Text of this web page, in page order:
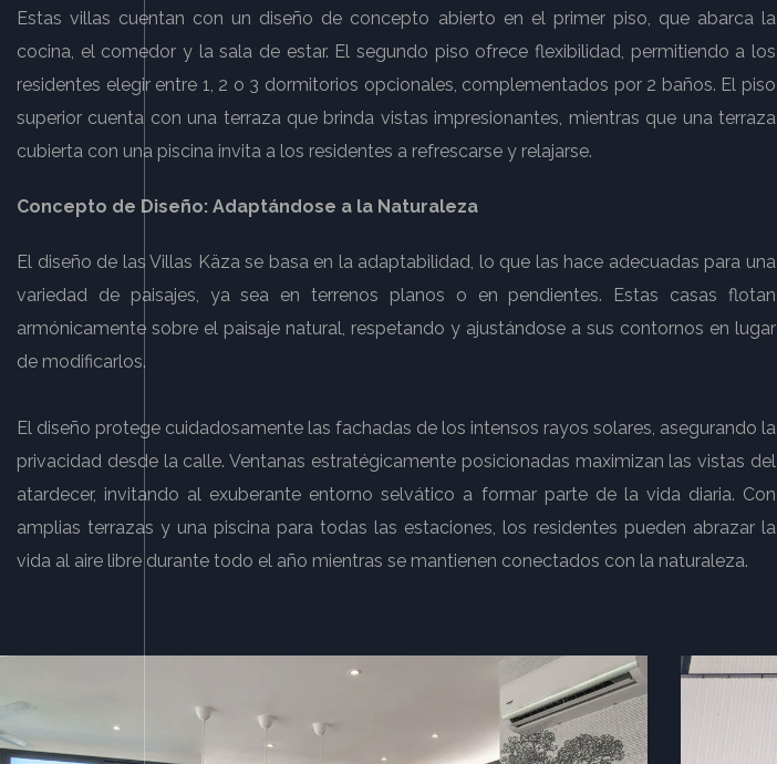
Estas villas cuentan con un diseño de concepto abierto en el primer piso, que abarca la
cocina, el comedor y la sala de estar. El segundo piso ofrece flexibilidad, permitiendo a los
residentes elegir entre 1, 2 o 3 dormitorios opcionales, complementados por 2 baños. El piso
superior cuenta con una terraza que brinda vistas impresionantes, mientras que una terraza
cubierta con una piscina invita a los residentes a refrescarse y relajarse.
Concepto de Diseño: Adaptándose a la Naturaleza
El diseño de las Villas Käza se basa en la adaptabilidad, lo que las hace adecuadas para una
variedad de paisajes, ya sea en terrenos planos o en pendientes. Estas casas flotan
armónicamente sobre el paisaje natural, respetando y ajustándose a sus contornos en lugar
de modificarlos.
El diseño protege cuidadosamente las fachadas de los intensos rayos solares, asegurando la
privacidad desde la calle. Ventanas estratégicamente posicionadas maximizan las vistas del
atardecer, invitando al exuberante entorno selvático a formar parte de la vida diaria. Con
amplias terrazas y una piscina para todas las estaciones, los residentes pueden abrazar la
vida al aire libre durante todo el año mientras se mantienen conectados con la naturaleza.